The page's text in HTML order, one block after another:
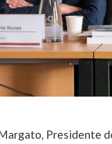
Presidente